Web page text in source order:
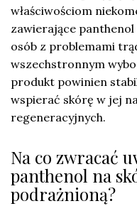
właściwościom
zawierające
osób z problemami
wszechstronnym
produkt powinien
wspierać skórę w jej
regeneracyjnych.
Na co zwracać
panthenol na
podrażnioną?